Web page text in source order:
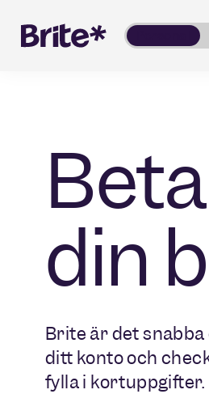
din
Brite är det snabba
ditt konto och
fylla i kortuppgifter.